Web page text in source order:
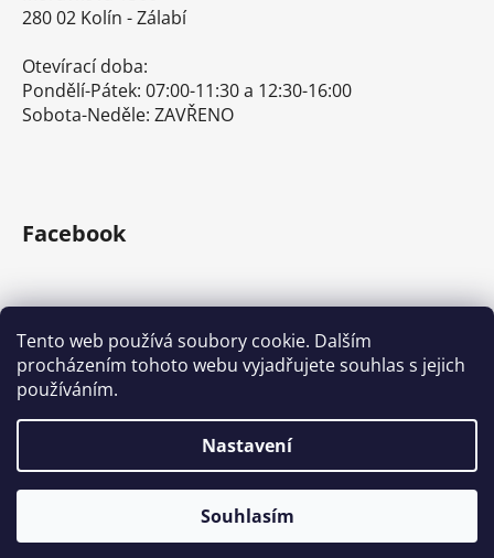
Tento web používá soubory cookie. Dalším
procházením tohoto webu vyjadřujete souhlas s jejich
používáním.
Nastavení
Souhlasím
280 02 Kolín - Zálabí
Otevírací doba:
Pondělí-Pátek: 07:00-11:30 a 12:30-16:00
Sobota-Neděle: ZAVŘENO
Facebook
E-shop s ručním nářadím
Kove Tools s.r.o.
Vytvořil Shoptet
Tona Expert a Facom
vyhrazena.